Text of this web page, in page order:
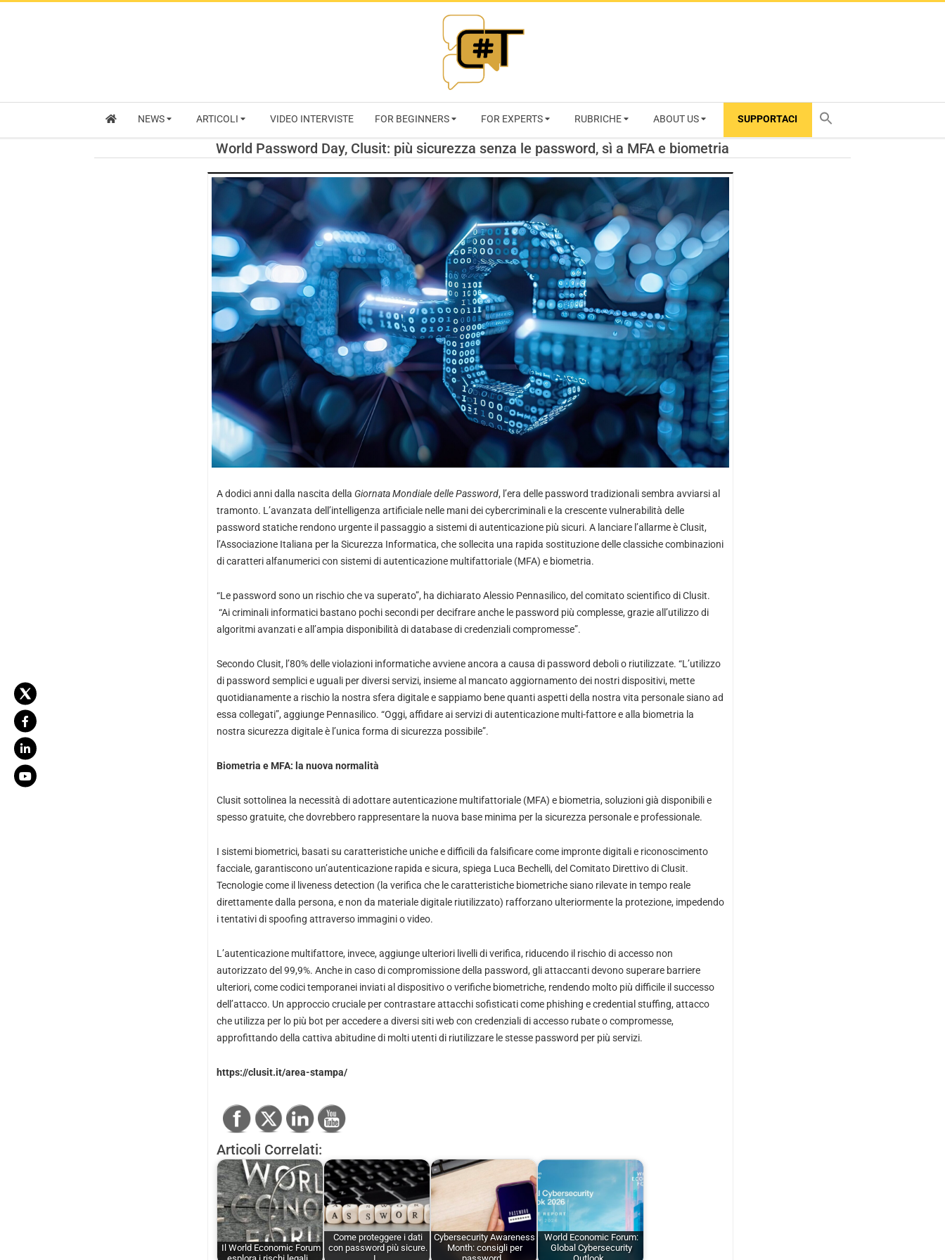
RIVISTA
CYBERSECURITY
TRENDS
NEWS ARTICOLI VIDEO INTERVISTE FOR BEGINNERS FOR EXPERTS RUBRICHE ABOUT US SUPPORTACI
World Password Day, Clusit: più sicurezza senza le password, sì a MFA e biometria
A dodici anni dalla nascita della Giornata Mondiale delle Password, l’era delle password tradizionali sembra avviarsi al
tramonto. L’avanzata dell’intelligenza artificiale nelle mani dei cybercriminali e la crescente vulnerabilità delle
password statiche rendono urgente il passaggio a sistemi di autenticazione più sicuri. A lanciare l’allarme è Clusit,
l’Associazione Italiana per la Sicurezza Informatica, che sollecita una rapida sostituzione delle classiche combinazioni
di caratteri alfanumerici con sistemi di autenticazione multifattoriale (MFA) e biometria.
“Le password sono un rischio che va superato”, ha dichiarato Alessio Pennasilico, del comitato scientifico di Clusit.
“Ai criminali informatici bastano pochi secondi per decifrare anche le password più complesse, grazie all’utilizzo di
algoritmi avanzati e all’ampia disponibilità di database di credenziali compromesse”.
Secondo Clusit, l’80% delle violazioni informatiche avviene ancora a causa di password deboli o riutilizzate. “L’utilizzo
di password semplici e uguali per diversi servizi, insieme al mancato aggiornamento dei nostri dispositivi, mette
quotidianamente a rischio la nostra sfera digitale e sappiamo bene quanti aspetti della nostra vita personale siano ad
essa collegati”, aggiunge Pennasilico. “Oggi, affidare ai servizi di autenticazione multi-fattore e alla biometria la
nostra sicurezza digitale è l’unica forma di sicurezza possibile”.
Biometria e MFA: la nuova normalità
Clusit sottolinea la necessità di adottare autenticazione multifattoriale (MFA) e biometria, soluzioni già disponibili e
spesso gratuite, che dovrebbero rappresentare la nuova base minima per la sicurezza personale e professionale.
I sistemi biometrici, basati su caratteristiche uniche e difficili da falsificare come impronte digitali e riconoscimento
facciale, garantiscono un’autenticazione rapida e sicura, spiega Luca Bechelli, del Comitato Direttivo di Clusit.
Tecnologie come il liveness detection (la verifica che le caratteristiche biometriche siano rilevate in tempo reale
direttamente dalla persona, e non da materiale digitale riutilizzato) rafforzano ulteriormente la protezione, impedendo
i tentativi di spoofing attraverso immagini o video.
L’autenticazione multifattore, invece, aggiunge ulteriori livelli di verifica, riducendo il rischio di accesso non
autorizzato del 99,9%. Anche in caso di compromissione della password, gli attaccanti devono superare barriere
ulteriori, come codici temporanei inviati al dispositivo o verifiche biometriche, rendendo molto più difficile il successo
dell’attacco. Un approccio cruciale per contrastare attacchi sofisticati come phishing e credential stuffing, attacco
che utilizza per lo più bot per accedere a diversi siti web con credenziali di accesso rubate o compromesse,
approfittando della cattiva abitudine di molti utenti di riutilizzare le stesse password per più servizi.
https://clusit.it/area-stampa/
Articoli Correlati:
Il World Economic Forum
Come proteggere i dati
con password più sicure.
Cybersecurity Awareness
Month: consigli per
World Economic Forum:
Global Cybersecurity